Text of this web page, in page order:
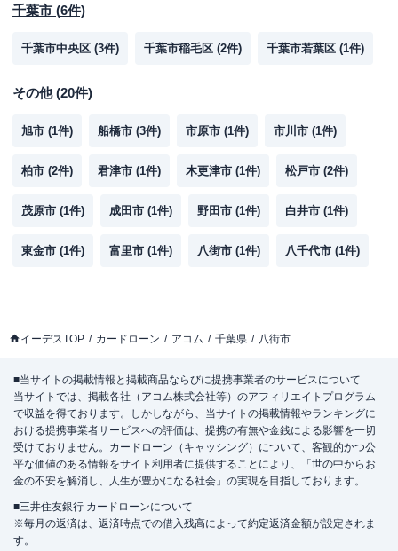
千葉市 (6件)
千葉市中央区 (3件) 千葉市稲毛区 (2件) 千葉市若葉区 (1件)
その他(20件)
旭市 (1件) 船橋市 (3件) 市原市 (1件) 市川市 (1件)
柏市 (2件) 君津市 (1件) 木更津市 (1件) 松戸市 (2件)
茂原市 (1件) 成田市 (1件) 野田市 (1件) 白井市 (1件)
東金市 (1件) 富里市 (1件) 八街市 (1件) 八千代市 (1件)
イーデスTOP カードローン アコム 千葉県 八街市
■当サイトの掲載情報と掲載商品ならびに提携事業者のサービスについて
当サイトでは、掲載各社（アコム株式会社等）のアフィリエイトプログラム
で収益を得ております。しかしながら、当サイトの掲載情報やランキングに
おける提携事業者サービスへの評価は、提携の有無や金銭による影響を一切
受けておりません。カードローン（キャッシング）について、客観的かつ公
平な価値のある情報をサイト利用者に提供することにより、「世の中からお
金の不安を解消し、人生が豊かになる社会」の実現を目指しております。
■三井住友銀行 カードローンについて
※毎月の返済は、返済時点での借入残高によって約定返済金額が設定されま
す。